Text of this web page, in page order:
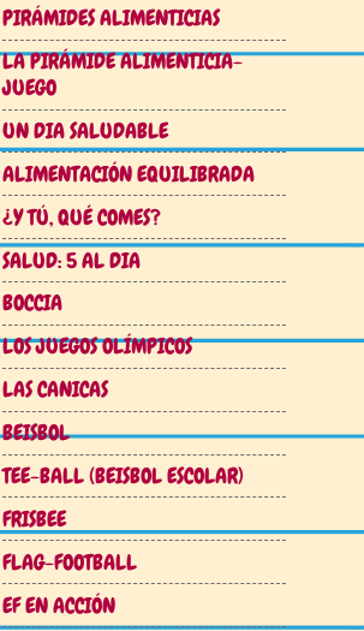
PIRÁMIDES ALIMENTICIAS
LA PIRÁMIDE ALIMENTICIA-
JUEGO
UN DIA SALUDABLE
ALIMENTACIÓN EQUILIBRADA
¿Y TÚ, QUÉ COMES?
SALUD: 5 AL DIA
BOCCIA
LOS JUEGOS OLÍMPICOS
LAS CANICAS
BEISBOL
TEE-BALL (BEISBOL ESCOLAR)
FRISBEE
FLAG-FOOTBALL
EF EN ACCIÓN